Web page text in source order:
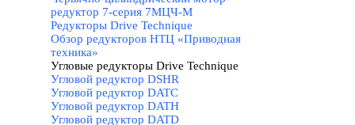
редуктор 7-серия 7МЦЧ-М
Редукторы Drive Technique
Обзор редукторов НТЦ «Приводная
техника»
Угловые редукторы Drive Technique
Угловой редуктор DSHR
Угловой редуктор DATC
Угловой редуктор DATH
Угловой редуктор DATD